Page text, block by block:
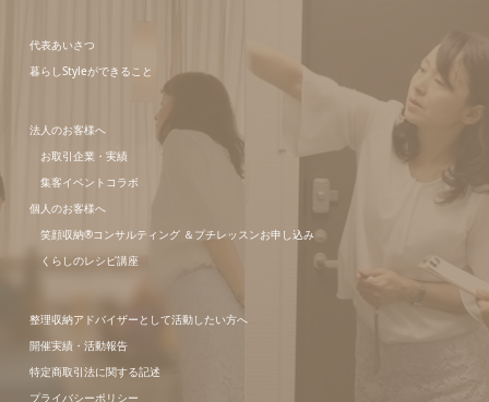
代表あいさつ
暮らしStyleができること
法人のお客様へ
お取引企業・実績
集客イベントコラボ
個人のお客様へ
笑顔収納®コンサルティング ＆プチレッスンお申し込み
くらしのレシピ講座
整理収納アドバイザーとして活動したい方へ
開催実績・活動報告
特定商取引法に関する記述
プライバシーポリシー